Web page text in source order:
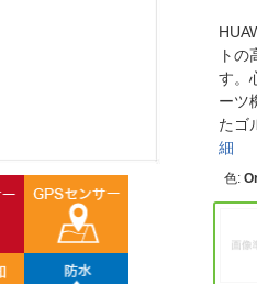
ト
す。
ーツ
たゴ
細
色: